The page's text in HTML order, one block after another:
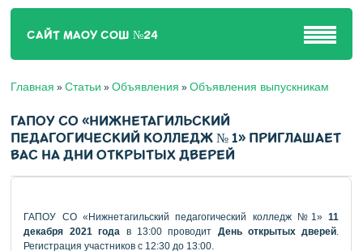
САЙТ МАОУ СОШ №24
Главная »Статьи »Объявления »Объявления выпускникам
ГАПОУ СО «НИЖНЕТАГИЛЬСКИЙ
ПЕДАГОГИЧЕСКИЙ КОЛЛЕДЖ № 1» ПРИГЛАШАЕТ
ВАС НА ДНИ ОТКРЫТЫХ ДВЕРЕЙ
ГАПОУ СО «Нижнетагильский педагогический колледж №1»11
декабря 2021 года в 13:00 проводит День открытых дверей.
Регистрация участников с 12:30 до 13:00.